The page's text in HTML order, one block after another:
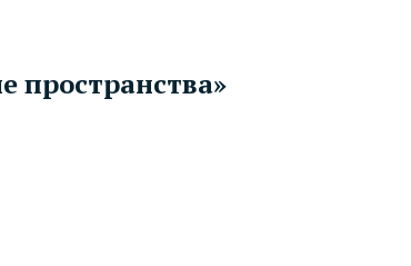
пространства»